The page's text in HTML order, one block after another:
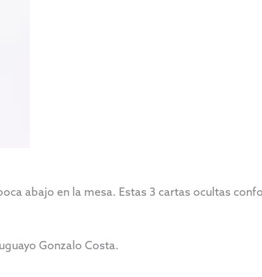
abajo en la mesa. Estas 3 cartas ocultas
Gonzalo Costa.